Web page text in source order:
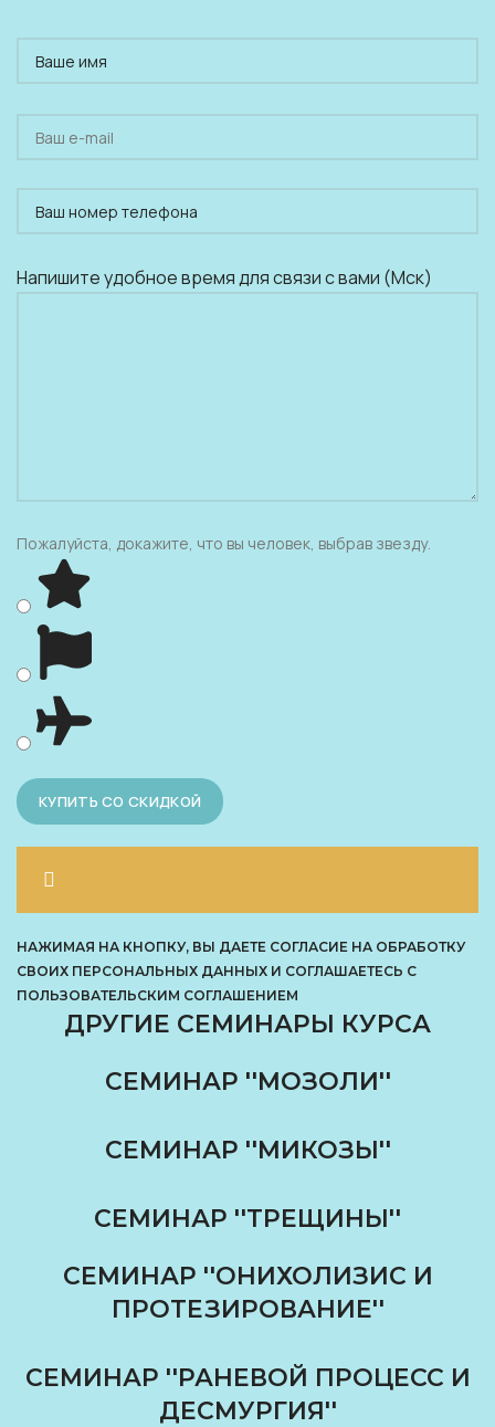
Напишите удобное время для связи с вами (Мск)
Пожалуйста, докажите, что вы человек, выбрав звезду.
НАЖИМАЯ НА КНОПКУ, ВЫ ДАЕТЕ СОГЛАСИЕ НА ОБРАБОТКУ
СВОИХ ПЕРСОНАЛЬНЫХ ДАННЫХ И СОГЛАШАЕТЕСЬ С
ПОЛЬЗОВАТЕЛЬСКИМ СОГЛАШЕНИЕМ
ДРУГИЕ СЕМИНАРЫ КУРСА
СЕМИНАР ''МОЗОЛИ''
СЕМИНАР ''МИКОЗЫ''
СЕМИНАР ''ТРЕЩИНЫ''
СЕМИНАР ''ОНИХОЛИЗИС И
ПРОТЕЗИРОВАНИЕ''
СЕМИНАР ''РАНЕВОЙ ПРОЦЕСС И
ДЕСМУРГИЯ''